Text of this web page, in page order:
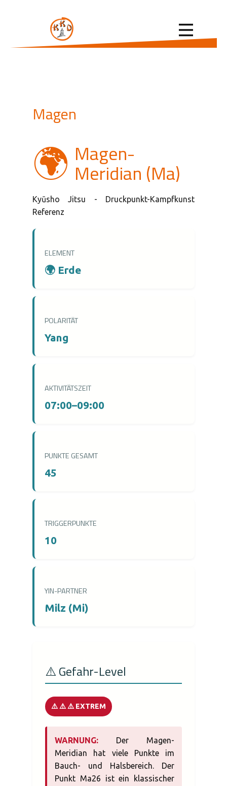
Magen
🌍 Magen-
Meridian (Ma)
Kyūsho Jitsu - Druckpunkt-Kampfkunst
Referenz
ELEMENT
🌍 Erde
POLARITÄT
Yang
AKTIVITÄTSZEIT
07:00–09:00
PUNKTE GESAMT
45
TRIGGERPUNKTE
10
YIN-PARTNER
Milz (Mi)
⚠️ Gefahr-Level
⚠️ ⚠️ ⚠️ EXTREM
WARNUNG: Der Magen-
Meridian hat viele Punkte im
Bauch- und Halsbereich. Der
Punkt Ma26 ist ein klassischer